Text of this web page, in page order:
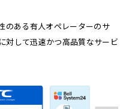
のある有人オペレーターのサ
対して迅速かつ高品質なサービ